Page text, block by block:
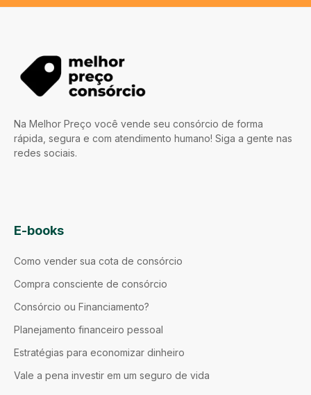
Na Melhor Preço você vende seu consórcio de forma
rápida, segura e com atendimento humano! Siga a gente nas
redes sociais.
E-books
Como vender sua cota de consórcio
Compra consciente de consórcio
Consórcio ou Financiamento?
Planejamento financeiro pessoal
Estratégias para economizar dinheiro
Vale a pena investir em um seguro de vida